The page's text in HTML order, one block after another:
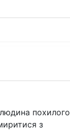
похилого
з